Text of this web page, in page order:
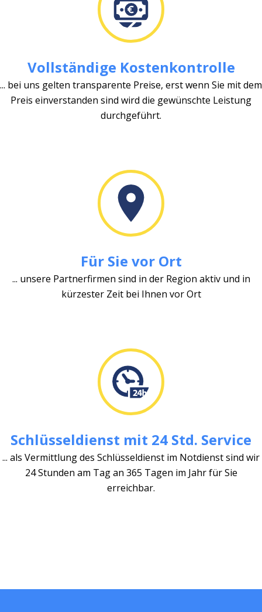
Vollständige Kostenkontrolle
... bei uns gelten transparente Preise, erst wenn Sie mit dem
Preis einverstanden sind wird die gewünschte Leistung
durchgeführt.
Für Sie vor Ort
... unsere Partnerfirmen sind in der Region aktiv und in
kürzester Zeit bei Ihnen vor Ort
Schlüsseldienst mit 24 Std. Service
... als Vermittlung des Schlüsseldienst im Notdienst sind wir
24 Stunden am Tag an 365 Tagen im Jahr für Sie
erreichbar.